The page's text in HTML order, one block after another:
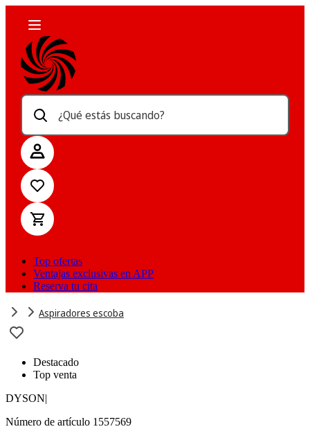
¿Qué estás buscando?
Top ofertas
Ventajas exclusivas en APP
Reserva tu cita
Aspiradores escoba
Destacado
Top venta
DYSON|
Número de artículo 1557569